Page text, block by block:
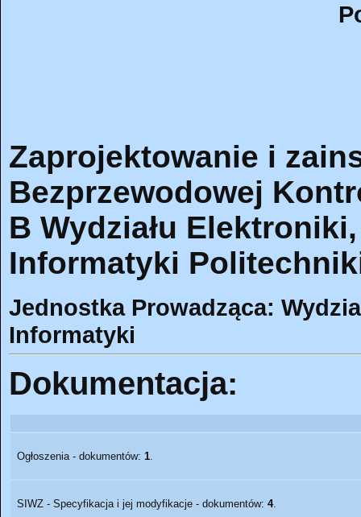
Zaprojektowanie i
Bezprzewodowej
B Wydziału
Informatyki
Jednostka Prowadząca:
Informatyki
Dokumentacja:
Ogłoszenia - dokumentów: 1
SIWZ - Specyfikacja i jej modyfikacje - dokumentów: 4.